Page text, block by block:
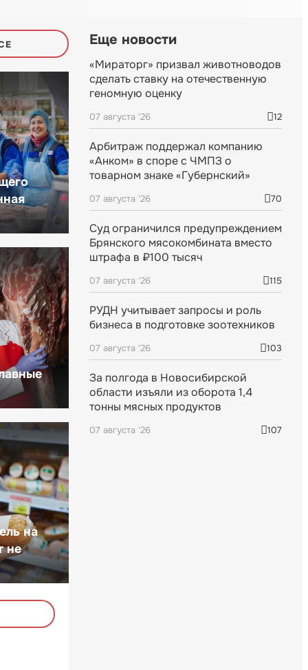
на
не
Еще новости
«Мираторг» призвал животноводов
сделать ставку на отечественную
геномную оценку
07 августа '26 12
Арбитраж поддержал компанию
«Анком» в споре с ЧМПЗ о
товарном знаке «Губернский»
07 августа '26 70
Суд ограничился предупреждением
Брянского мясокомбината вместо
штрафа в ₽100 тысяч
07 августа '26 115
РУДН учитывает запросы и роль
бизнеса в подготовке зоотехников
07 августа '26 103
За полгода в Новосибирской
области изъяли из оборота 1,4
тонны мясных продуктов
07 августа '26 107